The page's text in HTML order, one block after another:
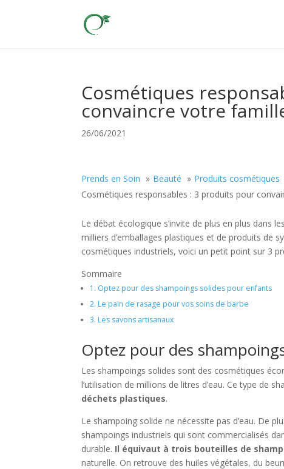
Cosmétiques
convaincre votre
26/06/2021
Prends en Soin Beauté
Produits cosmétiques
Cosmétiques responsables : 3 produits pour
Le débat écologique s’invite de plus en plus dans
milliers d’emballages plastiques et de produits de
cosmétiques industriels, voici un petit point sur 3
Sommaire
1. Optez pour des shampoings solides pour enfants
2. Le pain de rasage pour vos soins de barbe
3. Les savons artisanaux
Optez pour des
Les shampoings solides sont des cosmétiques
l’utilisation de millions de litres d’eau. Ce type de
déchets plastiques.
Le shampoing solide ne nécessite pas d’eau. De
shampoings industriels qui sont commercialisés
durable. Il équivaut à trois bouteilles de
naturelle. On retrouve des huiles végétales, du